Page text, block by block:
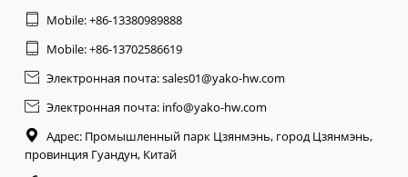
 Mobile: +86-13380989888
 Mobile: +86-13702586619
 Электронная почта: sales01@yako-hw.com
 Электронная почта: info@yako-hw.com

Адрес: Промышленный парк Цзянмэнь, город Цзянмэнь,
провинция Гуандун, Китай